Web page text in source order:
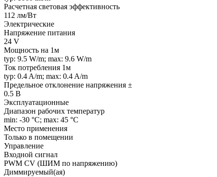
Расчетная световая эффективность
112 лм/Вт
Электрические
Напряжение питания
24 V
Мощность на 1м
typ: 9.5 W/m; max: 9.6 W/m
Ток потребления 1м
typ: 0.4 A/m; max: 0.4 A/m
Предельное отклонение напряжения ±
0.5 В
Эксплуатационные
Диапазон рабочих температур
min: -30 °C; max: 45 °C
Место применения
Только в помещении
Управление
Входной сигнал
PWM СV (ШИМ по напряжению)
Диммируемый(ая)